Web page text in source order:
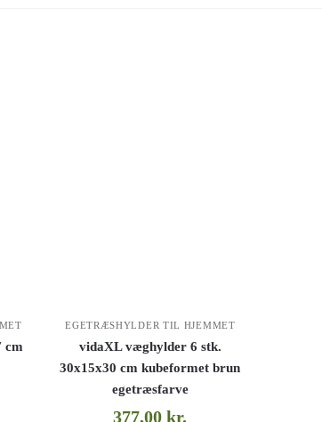
cm
EGETRÆSHYLDER TIL HJEMMET
vidaXL væghylder 6 stk.
30x15x30 cm kubeformet brun
egetræsfarve
377,00kr.